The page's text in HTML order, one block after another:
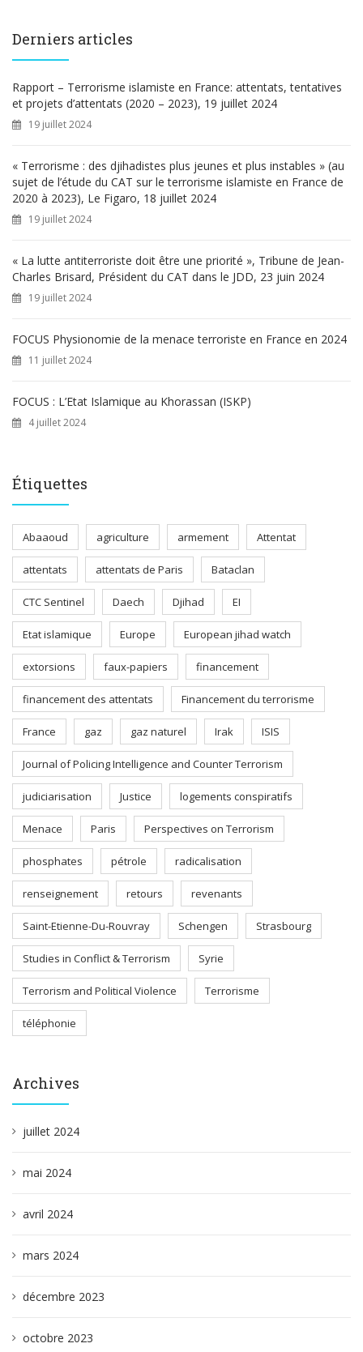
e
h
e
r
Derniers articles
Rapport – Terrorisme islamiste en France: attentats, tentatives
et projets d’attentats (2020 – 2023), 19 juillet 2024
19 juillet 2024
« Terrorisme : des djihadistes plus jeunes et plus instables » (au
sujet de l’étude du CAT sur le terrorisme islamiste en France de
2020 à 2023), Le Figaro, 18 juillet 2024
19 juillet 2024
« La lutte antiterroriste doit être une priorité », Tribune de Jean-
Charles Brisard, Président du CAT dans le JDD, 23 juin 2024
19 juillet 2024
FOCUS Physionomie de la menace terroriste en France en 2024
11 juillet 2024
FOCUS : L’Etat Islamique au Khorassan (ISKP)
4 juillet 2024
Étiquettes
Abaaoud agriculture armement Attentat
attentats attentats de Paris Bataclan
CTC Sentinel Daech Djihad EI
Etat islamique Europe European jihad watch
extorsions faux-papiers financement
financement des attentats Financement du terrorisme
France gaz gaz naturel Irak ISIS
Journal of Policing Intelligence and Counter Terrorism
judiciarisation Justice logements conspiratifs
Menace Paris Perspectives on Terrorism
phosphates pétrole radicalisation
renseignement retours revenants
Saint-Etienne-Du-Rouvray Schengen Strasbourg
Studies in Conflict & Terrorism Syrie
Terrorism and Political Violence Terrorisme
téléphonie
Archives
juillet 2024
mai 2024
avril 2024
mars 2024
décembre 2023
octobre 2023